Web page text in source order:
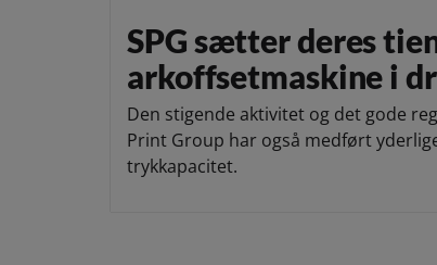
SPG sætter deres
arkoffsetmaskine i
Den stigende aktivitet og det gode
Print Group har også medført
trykkapacitet.